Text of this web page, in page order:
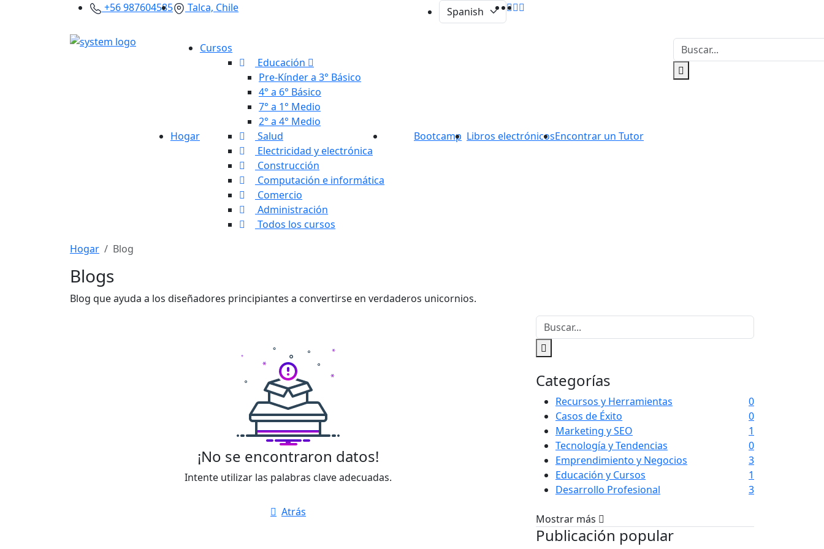
+56 987604585 Talca, Chile
Hogar
Cursos
Educación
Pre-Kínder a 3° Básico
4° a 6° Básico
7° a 1° Medio
2° a 4° Medio
Salud
Electricidad y electrónica
Construcción
Computación e informática
Comercio
Administración
Todos los cursos
Bootcamp Libros electrónicosEncontrar un Tutor
Hogar Blog
Blogs
Blog que ayuda a los diseñadores principiantes a convertirse en verdaderos unicornios.
¡No se encontraron datos!
Intente utilizar las palabras clave adecuadas.
Atrás
Categorías
Recursos y Herramientas
0
Casos de Éxito
0
Marketing y SEO
1
Tecnología y Tendencias
0
Emprendimiento y Negocios
3
Educación y Cursos
1
Desarrollo Profesional
3
Mostrar más
Publicación popular